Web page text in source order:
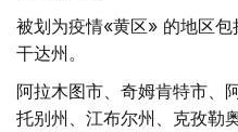
被划为疫情«黄区» 的地区
干达州。
阿拉木图市、奇姆肯特市、
托别州、江布尔州、克孜勒